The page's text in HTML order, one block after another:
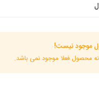
موجود نیست!
محصول فعلا موجود نمی باشد.